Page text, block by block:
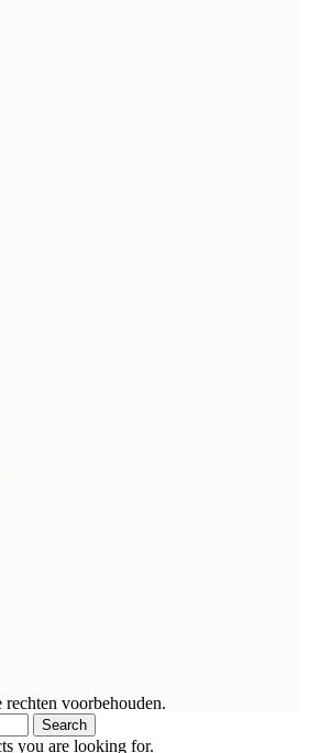
voorbehouden.
Search
you are looking for.